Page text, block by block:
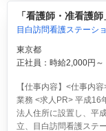
「看護師・准看護
目白訪問看護ステーシ
東京都
正社員：時給2,000円～
【仕事内容】<仕事内
業務 <求人PR> 平成16
法人住所に設置し、平
立、目白訪問看護ステ